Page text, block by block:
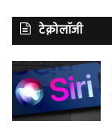
टेक्नोलॉजी